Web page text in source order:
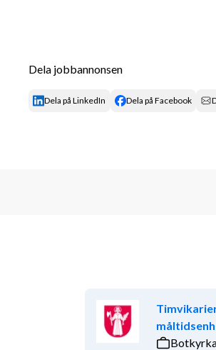
Dela jobbannonsen
Dela på LinkedIn Dela på Facebook